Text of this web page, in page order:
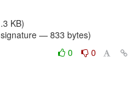
KB)
— 833 bytes)
0
0